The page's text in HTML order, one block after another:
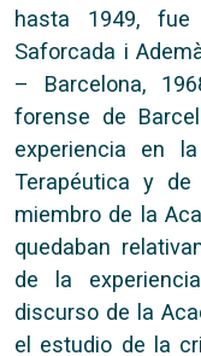
hasta 1949,
Saforcada i
– Barcelona,
forense de
experiencia en
Terapéutica y
miembro de la
quedaban
de la
discurso de la
el estudio de la